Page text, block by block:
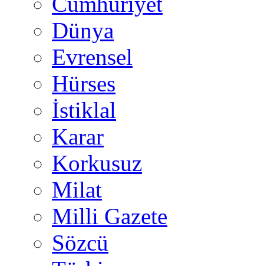
Dünya
Evrensel
Hürses
İstiklal
Karar
Korkusuz
Milat
Milli Gazete
Sözcü